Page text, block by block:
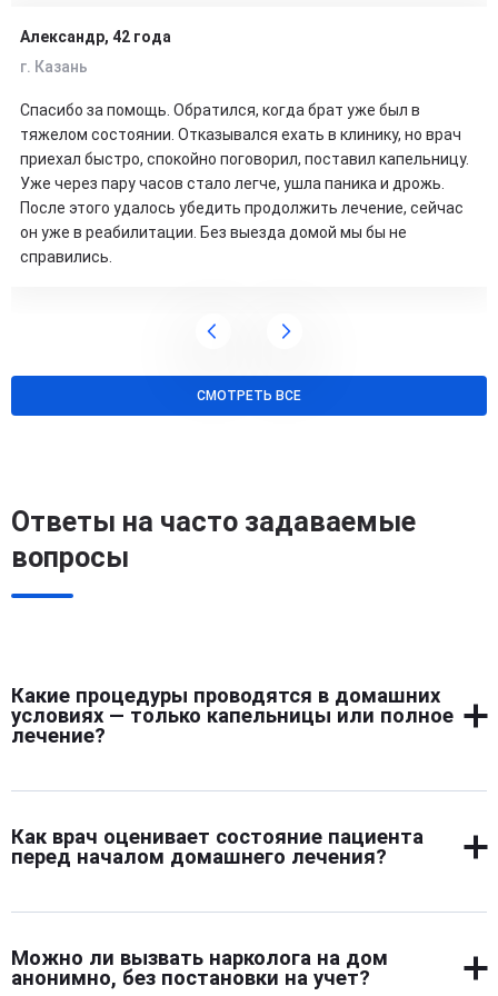
Александр, 42 года
г. Казань
Спасибо за помощь. Обратился, когда брат уже был в
тяжелом состоянии. Отказывался ехать в клинику, но врач
приехал быстро, спокойно поговорил, поставил капельницу.
Уже через пару часов стало легче, ушла паника и дрожь.
После этого удалось убедить продолжить лечение, сейчас
он уже в реабилитации. Без выезда домой мы бы не
справились.
СМОТРЕТЬ ВСЕ
Ответы на часто задаваемые
вопросы
Какие процедуры проводятся в домашних
условиях — только капельницы или полное
лечение?
На дому проводят не только капельницы. Врач
контролирует реакцию организма. При необходимости
подключает поддержку для сна, давления, нервной
медицинская помощь, а не разовая процедура.
Как врач оценивает состояние пациента
перед началом домашнего лечения?
Осмотр начинается с беседы и оценки внешних
температуру, уровень сознания. Иногда применяются
экспресс-тесты, чтобы определить тип вещества.
Можно ли вызвать нарколога на дом
анонимно, без постановки на учет?